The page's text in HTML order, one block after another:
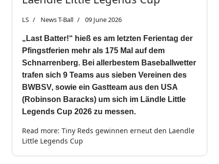
LS News T-Ball 09 June 2026
„Last Batter!“ hieß es am letzten Ferientag der
Pfingstferien mehr als 175 Mal auf dem
Schnarrenberg. Bei allerbestem Baseballwetter
trafen sich 9 Teams aus sieben Vereinen des
BWBSV, sowie ein Gastteam aus den USA
(Robinson Baracks) um sich im Ländle Little
Legends Cup 2026 zu messen.
Read more: Tiny Reds gewinnen erneut den Laendle
Little Legends Cup